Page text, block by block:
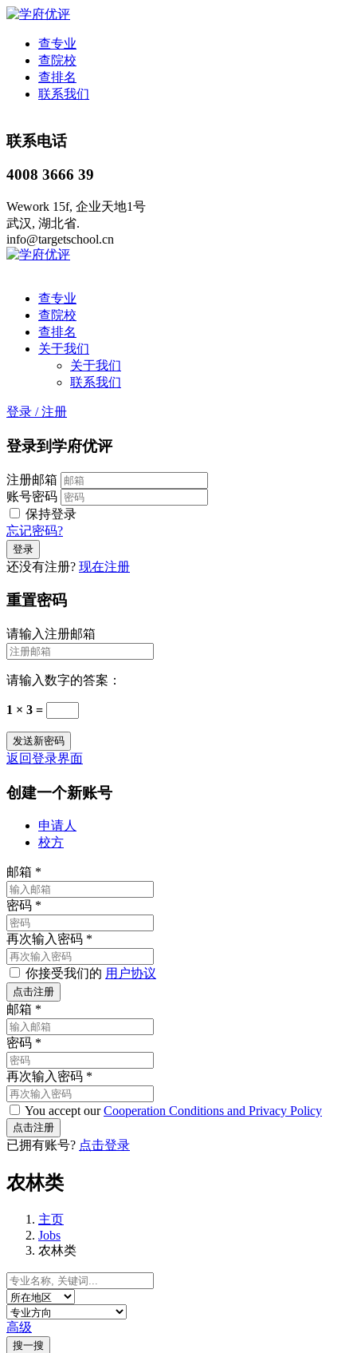
查专业
查院校
查排名
联系我们
联系电话
4008 3666 39
Wework 15f, 企业天地1号
武汉, 湖北省.
info@targetschool.cn
查专业
查院校
查排名
关于我们
关于我们
联系我们
登录 / 注册
登录到学府优评
注册邮箱
账号密码
保持登录
忘记密码?
还没有注册? 现在注册
重置密码
请输入注册邮箱
请输入数字的答案：
1 × 3 =
返回登录界面
创建一个新账号
申请人
校方
邮箱 *
密码 *
再次输入密码 *
你接受我们的 用户协议
邮箱 *
密码 *
再次输入密码 *
You accept ourCooperation Conditions and Privacy Policy
已拥有账号? 点击登录
农林类
主页
Jobs
农林类
高级
搜一搜